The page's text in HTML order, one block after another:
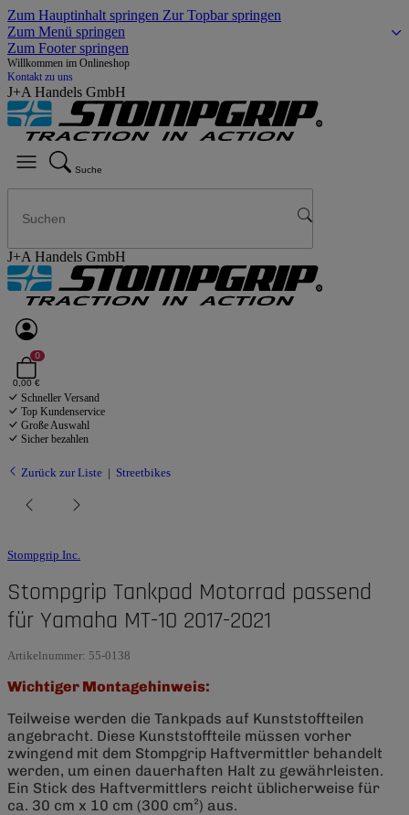
Zum Hauptinhalt springen Zur Topbar springen
Zum Menü springen
Zum Footer springen
Willkommen im Onlineshop
Kontakt zu uns
J+A Handels GmbH
Suche
J+A Handels GmbH
0
0,00 €
Schneller Versand
Top Kundenservice
Große Auswahl
Sicher bezahlen
Zurück zur Liste Streetbikes
Stompgrip Inc.
Stompgrip Tankpad Motorrad passend
für Yamaha MT-10 2017-2021
Artikelnummer: 55-0138
Wichtiger Montagehinweis:
Teilweise werden die Tankpads auf Kunststoffteilen
angebracht. Diese Kunststoffteile müssen vorher
zwingend mit dem Stompgrip Haftvermittler behandelt
werden, um einen dauerhaften Halt zu gewährleisten.
Ein Stick des Haftvermittlers reicht üblicherweise für
ca. 30 cm x 10 cm (300 cm²) aus.